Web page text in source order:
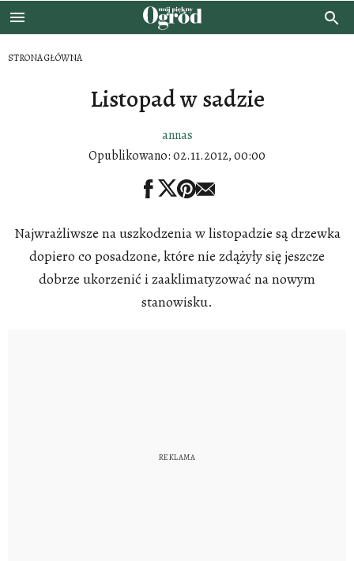
STRONA GŁÓWNA
Listopad w sadzie
annas
Opublikowano:02.11.2012, 00:00
Najwrażliwsze na uszkodzenia w listopadzie są drzewka
dopiero co posadzone, które nie zdążyły się jeszcze
dobrze ukorzenić i zaaklimatyzować na nowym
stanowisku.